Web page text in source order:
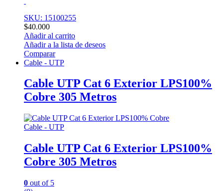
SKU: 15100255
$40.000
Añadir al carrito
Añadir a la lista de deseos
Comparar
Cable - UTP
Cable UTP Cat 6 Exterior LPS100%
Cobre 305 Metros
Cable - UTP
Cable UTP Cat 6 Exterior LPS100%
Cobre 305 Metros
0 out of 5